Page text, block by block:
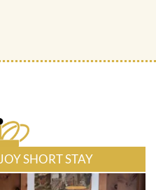
SHORT STAY